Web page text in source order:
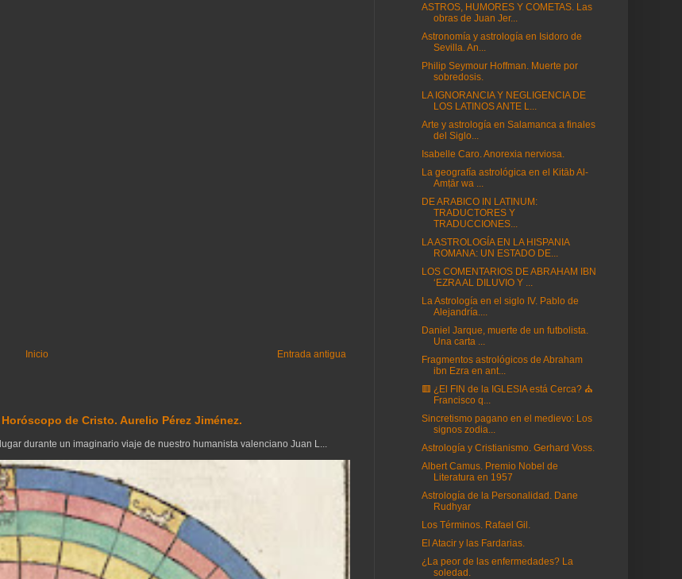
Entrada antigua
Inicio
de Cristo. Aurelio Pérez Jiménez.
durante un imaginario viaje de nuestro humanista valenciano Juan L...
ASTROS, HUMORES Y COMETAS. Las
obras de Juan Jer...
Astronomía y astrología en Isidoro de
Sevilla. An...
Philip Seymour Hoffman. Muerte por
sobredosis.
LA IGNORANCIA Y NEGLIGENCIA DE
LOS LATINOS ANTE L...
Arte y astrología en Salamanca a finales
del Siglo...
Isabelle Caro. Anorexia nerviosa.
La geografía astrológica en el Kitāb Al-
Amṭār wa ...
DE ARABICO IN LATINUM:
TRADUCTORES Y
TRADUCCIONES...
LA ASTROLOGÍA EN LA HISPANIA
ROMANA: UN ESTADO DE...
LOS COMENTARIOS DE ABRAHAM IBN
‘EZRA AL DILUVIO Y ...
La Astrología en el siglo IV. Pablo de
Alejandría....
Daniel Jarque, muerte de un futbolista.
Una carta ...
Fragmentos astrológicos de Abraham
ibn Ezra en ant...
🟥 ¿El FIN de la IGLESIA está Cerca? ⛪
Francisco q...
Sincretismo pagano en el medievo: Los
signos zodia...
Astrología y Cristianismo. Gerhard Voss.
Albert Camus. Premio Nobel de
Literatura en 1957
Astrología de la Personalidad. Dane
Rudhyar
Los Términos. Rafael Gil.
El Atacir y las Fardarias.
¿La peor de las enfermedades? La
soledad.